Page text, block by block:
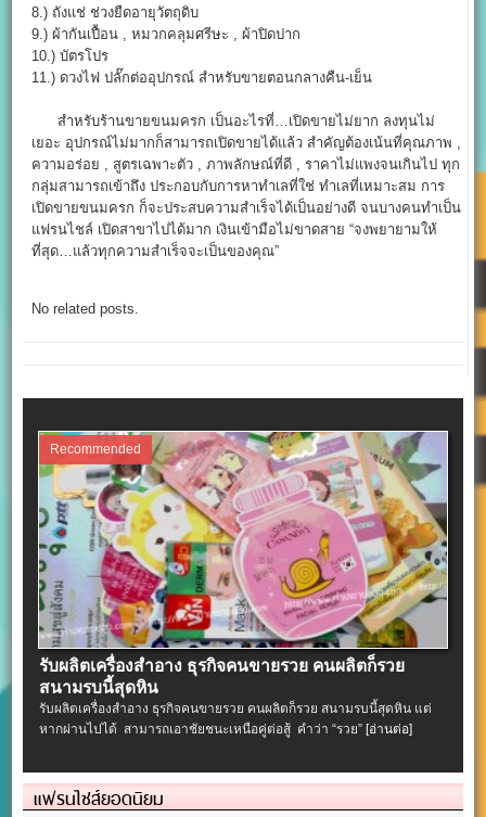
8.) ถังแช่ ช่วงยืดอายุวัตถุดิบ
9.) ผ้ากันเปื้อน , หมวกคลุมศรีษะ , ผ้าปิดปาก
10.) บัตรโปร
11.) ดวงไฟ ปลั๊กต่ออุปกรณ์ สำหรับขายตอนกลางคืน-เย็น
สำหรับร้านขายขนมครก เป็นอะไรที่…เปิดขายไม่ยาก ลงทุนไม่
เยอะ อุปกรณ์ไม่มากก็สามารถเปิดขายได้แล้ว สำคัญต้องเน้นที่คุณภาพ ,
ความอร่อย , สูตรเฉพาะตัว , ภาพลักษณ์ที่ดี , ราคาไม่แพงจนเกินไป ทุก
กลุ่มสามารถเข้าถึง ประกอบกับการหาทำเลที่ใช่ ทำเลที่เหมาะสม การ
เปิดขายขนมครก ก็จะประสบความสำเร็จได้เป็นอย่างดี จนบางคนทำเป็น
แฟรนไชล์ เปิดสาขาไปได้มาก เงินเข้ามือไม่ขาดสาย “จงพยายามให้
ที่สุด…แล้วทุกความสำเร็จจะเป็นของคุณ”
No related posts.
Recommended
รับผลิตเครื่องสําอาง ธุรกิจคนขายรวย คนผลิตก็รวย
สนามรบนี้สุดหิน
รับผลิตเครื่องสําอาง ธุรกิจคนขายรวย คนผลิตก็รวย สนามรบนี้สุดหิน แต่
หากผ่านไปได้ สามารถเอาชัยชนะเหนือคู่ต่อสู้ คำว่า “รวย”[อ่านต่อ]
แฟรนไชส์ยอดนิยม